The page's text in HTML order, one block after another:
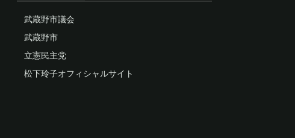
武蔵野市議会
武蔵野市
立憲民主党
松下玲子オフィシャルサイト